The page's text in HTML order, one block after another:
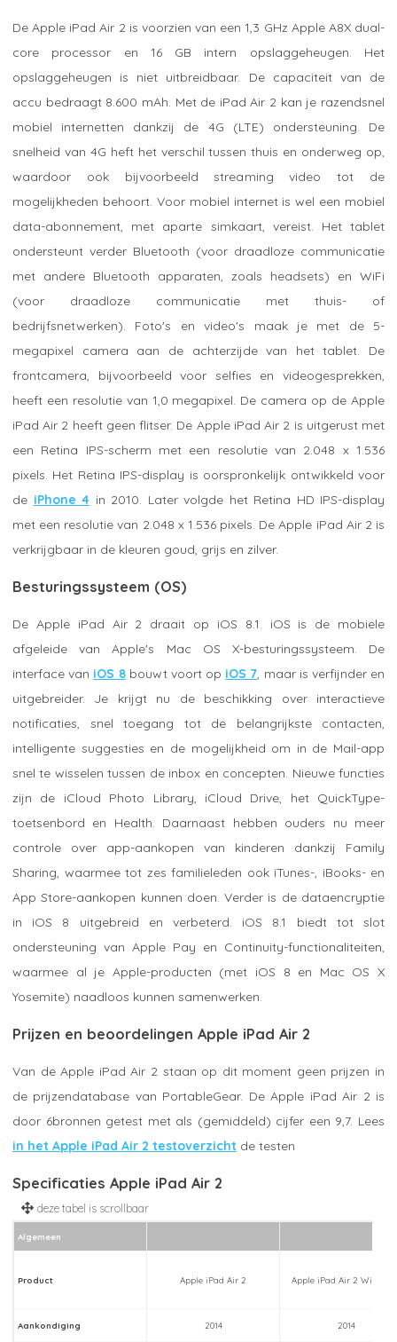
De Apple iPad Air 2 is voorzien van een 1,3 GHz Apple A8X dual-
core processor en 16 GB intern opslaggeheugen. Het
opslaggeheugen is niet uitbreidbaar. De capaciteit van de
accu bedraagt 8.600 mAh. Met de iPad Air 2 kan je razendsnel
mobiel internetten dankzij de 4G (LTE) ondersteuning. De
snelheid van 4G heft het verschil tussen thuis en onderweg op,
waardoor ook bijvoorbeeld streaming video tot de
mogelijkheden behoort. Voor mobiel internet is wel een mobiel
data-abonnement, met aparte simkaart, vereist. Het tablet
ondersteunt verder Bluetooth (voor draadloze communicatie
met andere Bluetooth apparaten, zoals headsets) en WiFi
(voor draadloze communicatie met thuis- of
bedrijfsnetwerken). Foto's en video's maak je met de 5-
megapixel camera aan de achterzijde van het tablet. De
frontcamera, bijvoorbeeld voor selfies en videogesprekken,
heeft een resolutie van 1,0 megapixel. De camera op de Apple
iPad Air 2 heeft geen flitser. De Apple iPad Air 2 is uitgerust met
een Retina IPS-scherm met een resolutie van 2.048 x 1.536
pixels. Het Retina IPS-display is oorspronkelijk ontwikkeld voor
de iPhone 4 in 2010. Later volgde het Retina HD IPS-display
met een resolutie van 2.048 x 1.536 pixels. De Apple iPad Air 2 is
verkrijgbaar in de kleuren goud, grijs en zilver.
Besturingssysteem (OS)
De Apple iPad Air 2 draait op iOS 8.1. iOS is de mobiele
afgeleide van Apple's Mac OS X-besturingssysteem. De
interface van iOS 8bouwt voort op iOS 7 , maar is verfijnder en
uitgebreider. Je krijgt nu de beschikking over interactieve
notificaties, snel toegang tot de belangrijkste contacten,
intelligente suggesties en de mogelijkheid om in de Mail-app
snel te wisselen tussen de inbox en concepten. Nieuwe functies
zijn de iCloud Photo Library, iCloud Drive, het QuickType-
toetsenbord en Health. Daarnaast hebben ouders nu meer
controle over app-aankopen van kinderen dankzij Family
Sharing, waarmee tot zes familieleden ook iTunes-, iBooks- en
App Store-aankopen kunnen doen. Verder is de dataencryptie
in iOS 8 uitgebreid en verbeterd. iOS 8.1 biedt tot slot
ondersteuning van Apple Pay en Continuity-functionaliteiten,
waarmee al je Apple-producten (met iOS 8 en Mac OS X
Yosemite) naadloos kunnen samenwerken.
Prijzen en beoordelingen Apple iPad Air 2
Van de Apple iPad Air 2 staan op dit moment geen prijzen in
de prijzendatabase van PortableGear. De Apple iPad Air 2 is
door 6bronnen getest met als (gemiddeld) cijfer een 9,7. Lees
in het Apple iPad Air 2 testoverzicht de testen
Specificaties Apple iPad Air 2
Algemeen
Product Apple iPad Air 2 Apple iPad Air 2 WiFi
Aankondiging 2014 2014